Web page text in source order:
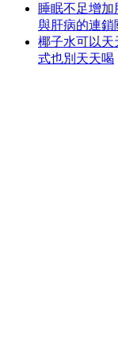
睡眠不足增
與肝病的連鎖
椰子水可以天
式也別天天喝